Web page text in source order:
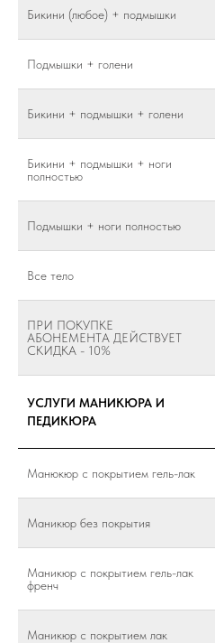
Бикини (любое) + подмышки
Подмышки + голени
Бикини + подмышки + голени
Бикини + подмышки + ноги
полностью
Подмышки + ноги полностью
Все тело
ПРИ ПОКУПКЕ
АБОНЕМЕНТА ДЕЙСТВУЕТ
СКИДКА - 10%
УСЛУГИ МАНИКЮРА И
ПЕДИКЮРА
Манюкюр с покрытием гель-лак
Маникюр без покрытия
Маникюр с покрытием гель-лак
френч
Маникюр с покрытием лак